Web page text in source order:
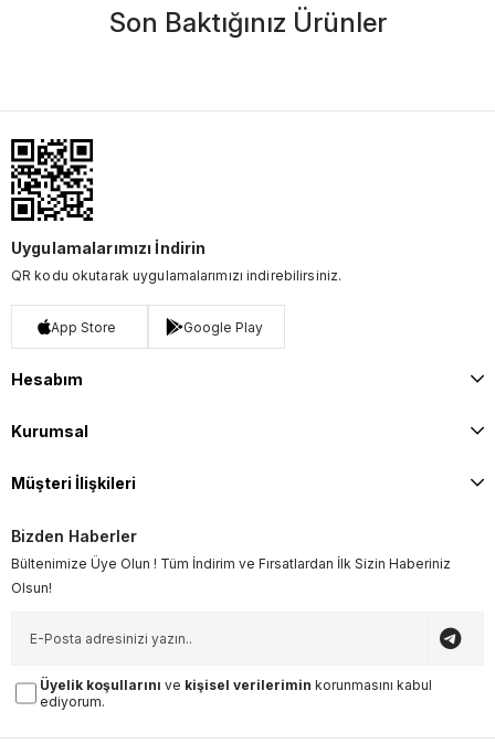
Son Baktığınız Ürünler
Uygulamalarımızı İndirin
QR kodu okutarak uygulamalarımızı indirebilirsiniz.
App Store Google Play
Hesabım
Kurumsal
Müşteri İlişkileri
Bizden Haberler
Bültenimize Üye Olun ! Tüm İndirim ve Fırsatlardan İlk Sizin Haberiniz
Olsun!
Üyelik koşullarını ve kişisel verilerimin korunmasını kabul
ediyorum.